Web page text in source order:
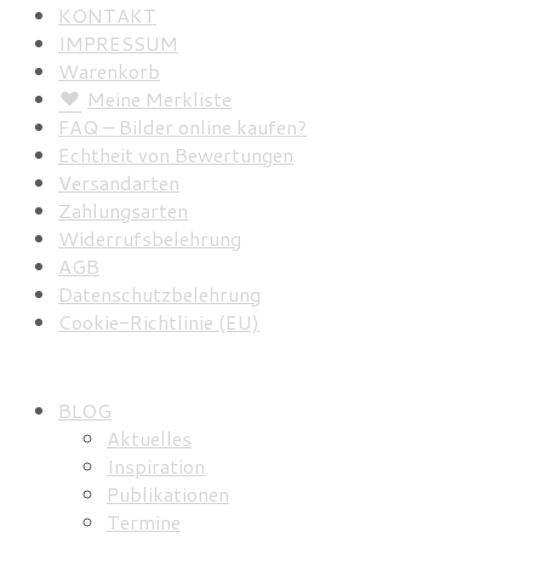
KONTAKT
IMPRESSUM
Warenkorb
Meine Merkliste
FAQ – Bilder online kaufen?
Echtheit von Bewertungen
Versandarten
Zahlungsarten
Widerrufsbelehrung
AGB
Datenschutzbelehrung
Cookie-Richtlinie (EU)
BLOG
Aktuelles
Inspiration
Publikationen
Termine